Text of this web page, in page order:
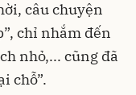
câu chuyện
chỉ nhắm đến
nhỏ,... cũng đã
chỗ”.